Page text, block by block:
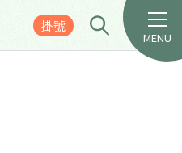
掛號
MENU